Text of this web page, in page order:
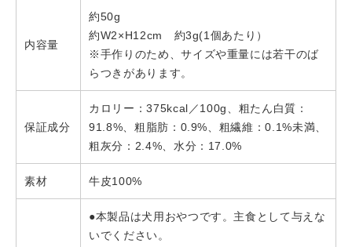
内容量
約50g
約W2×H12cm 約3g(1個あたり）
※手作りのため、サイズや重量には若干のば
らつきがあります。
保証成分
カロリー：375kcal／100g、粗たん白質：
91.8%、粗脂肪：0.9%、粗繊維：0.1%未満、
粗灰分：2.4%、水分：17.0%
素材 牛皮100%
●本製品は犬用おやつです。主食として与えな
いでください。